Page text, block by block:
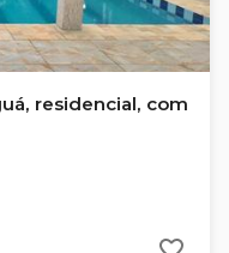
residencial, com